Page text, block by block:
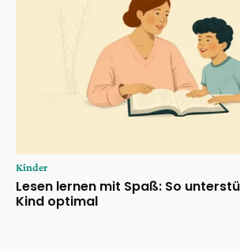
Kinder
Lesen lernen mit Spaß: So
Kind optimal